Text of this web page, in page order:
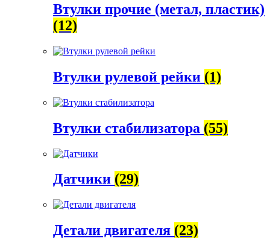
Втулки прочие (метал, пластик)
(12)
Втулки рулевой рейки (1)
Втулки стабилизатора (55)
Датчики (29)
Детали двигателя (23)